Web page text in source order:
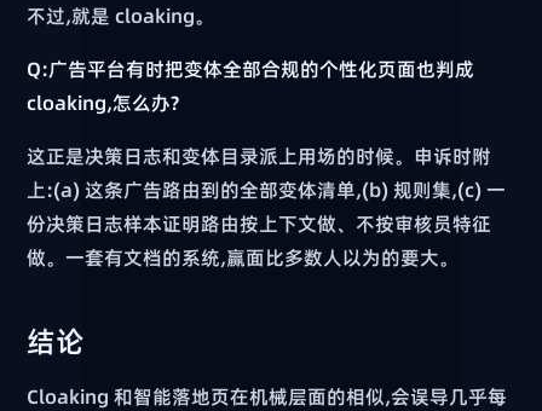
不过,就是 cloaking。
Q:广告平台有时把变体全部合规的个性化页面也判成
cloaking,怎么办?
这正是决策日志和变体目录派上用场的时候。申诉时附
上:(a) 这条广告路由到的全部变体清单,(b) 规则集,(c) 一
份决策日志样本证明路由按上下文做、不按审核员特征
做。一套有文档的系统,赢面比多数人以为的要大。
结论
Cloaking 和智能落地页在机械层面的相似,会误导几乎每